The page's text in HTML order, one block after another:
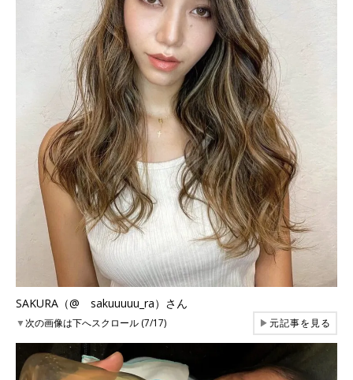
SAKURA（@ sakuuuuu_ra）さん
▼次の画像は下へスクロール (7/17) ▶元記事を見る